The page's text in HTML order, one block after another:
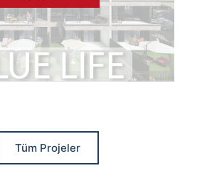
Tüm Projeler